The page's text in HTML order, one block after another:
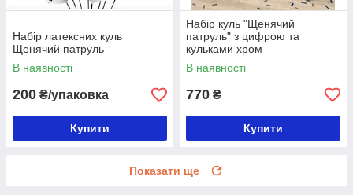
Набір латексних куль
Щенячий патруль
В наявності
200 ₴/упаковка
Купити
Набір куль "Щенячий
патруль" з цифрою та
кульками хром
В наявності
770 ₴
Купити
Показати ще